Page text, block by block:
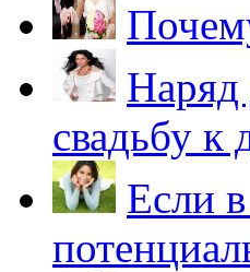
Наряд
свадьбу к
Если